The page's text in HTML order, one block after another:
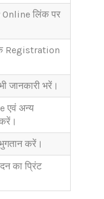
Online लिंक पर
Registration
भरें।
एवं अन्य
करें।
का प्रिंट